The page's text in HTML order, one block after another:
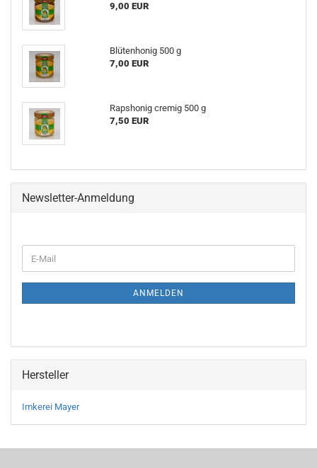
9,00 EUR
Blütenhonig 500 g
7,00 EUR
Rapshonig cremig 500 g
7,50 EUR
Newsletter-Anmeldung
ZUR
E-
Mail
ANMELDEN
Hersteller
Imkerei Mayer